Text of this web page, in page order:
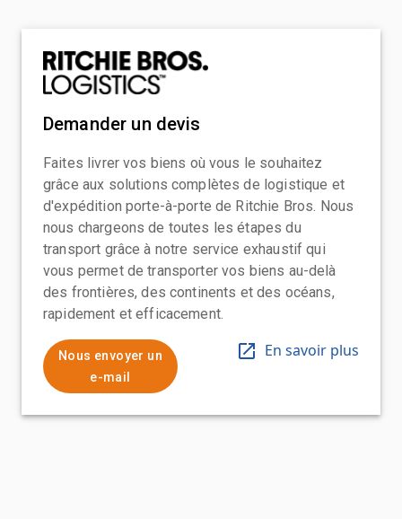
Demander un devis
Faites livrer vos biens où vous le souhaitez
grâce aux solutions complètes de logistique et
d'expédition porte-à-porte de Ritchie Bros. Nous
nous chargeons de toutes les étapes du
transport grâce à notre service exhaustif qui
vous permet de transporter vos biens au-delà
des frontières, des continents et des océans,
rapidement et efficacement.
Nous envoyer un
e-mail
En savoir plus